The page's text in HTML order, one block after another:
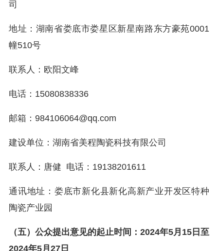
司
地址：湖南省娄底市娄星区新星南路东方豪苑0001
幢510号
联系人：欧阳文峰
电话：15080838336
邮箱：984106064@qq.com
建设单位：湖南省美程陶瓷科技有限公司
联系人：唐健 电话：19138201611
通讯地址：娄底市新化县新化高新产业开发区特种
陶瓷产业园
（五）公众提出意见的起止时间：2024年5月 15 日至
2024年5月 27 日